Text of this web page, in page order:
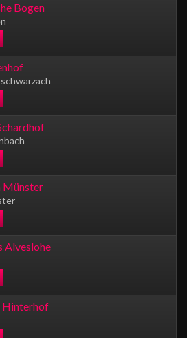
Bogen
Münster
Alveslohe
Hinterhof